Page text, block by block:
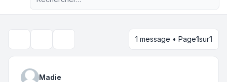
1 message • Page1sur1
Madie